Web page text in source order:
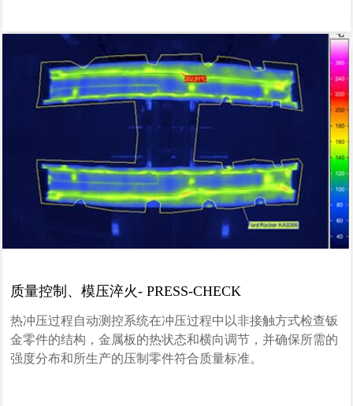
质量控制、模压淬火- PRESS-CHECK
热冲压过程自动测控系统在冲压过程中以非接触方式检查钣
金零件的结构，金属板的热状态和横向调节，并确保所需的
强度分布和所生产的压制零件符合质量标准。